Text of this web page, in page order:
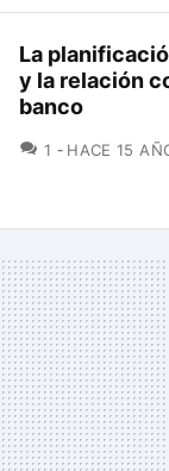
La
y la relación
banco
1 COMENTARIOS
HACE 15